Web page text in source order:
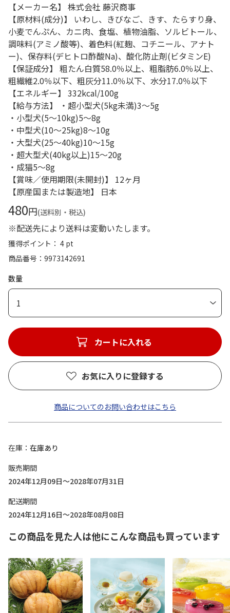
【メーカー名】 株式会社 藤沢商事
【原材料(成分)】 いわし、きびなご、きす、たらすり身、
小麦でんぷん、カニ肉、食塩、植物油脂、ソルビトール、
調味料(アミノ酸等)、着色料(紅麹、コチニール、アナト
ー)、保存料(デヒトロ酢酸Na)、酸化防止剤(ビタミンE)
【保証成分】 粗たん白質58.0％以上、粗脂肪6.0％以上、
粗繊維2.0％以下、粗灰分11.0％以下、水分17.0％以下
【エネルギー】 332kcal/100g
【給与方法】 ・超小型犬(5kg未満)3～5g
・小型犬(5～10kg)5～8g
・中型犬(10～25kg)8～10g
・大型犬(25～40kg)10～15g
・超大型犬(40kg以上)15～20g
・成猫5～8g
【賞味／使用期限(未開封)】 12ヶ月
【原産国または製造地】 日本
480円(送料別・税込)
※配送先により送料は変動いたします。
獲得ポイント： 4 pt
商品番号
9973142691
数量
1
カートに入れる
お気に入りに登録する
商品についてのお問い合わせはこちら
在庫
在庫あり
販売期間
2024年12月09日～2028年07月31日
配送期間
2024年12月16日～2028年08月08日
この商品を見た人は他にこんな商品も買っています